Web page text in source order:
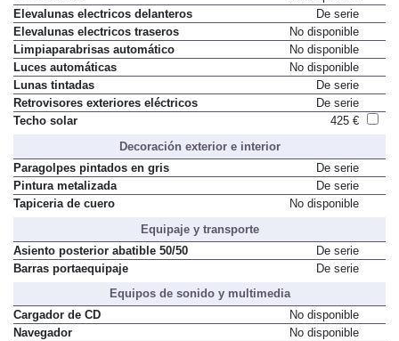
Elevalunas electricos delanteros
De serie
Elevalunas electricos traseros
No disponible
Limpiaparabrisas automático
No disponible
Luces automáticas
No disponible
Lunas tintadas
De serie
Retrovisores exteriores eléctricos
De serie
Techo solar
425 €
Decoración exterior e interior
Paragolpes pintados en gris
De serie
Pintura metalizada
De serie
Tapiceria de cuero
No disponible
Equipaje y transporte
Asiento posterior abatible 50/50
De serie
Barras portaequipaje
De serie
Equipos de sonido y multimedia
Cargador de CD
No disponible
Navegador
No disponible